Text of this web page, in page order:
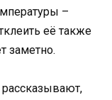
–
её также
заметно.